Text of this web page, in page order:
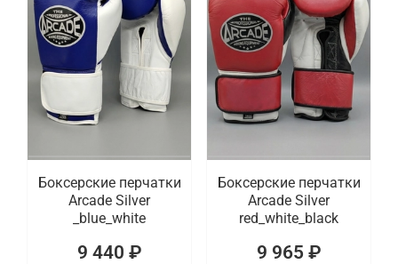
Боксерские перчатки
Arcade Silver
_blue_white
9 440 ₽
Боксерские перчатки
Arcade Silver
red_white_black
9 965 ₽